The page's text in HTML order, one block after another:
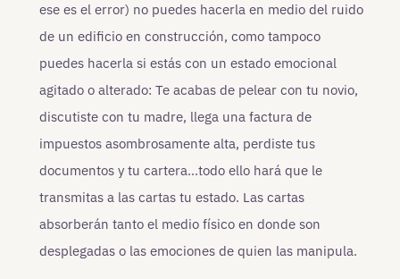
ese es el error) no puedes hacerla en medio del ruido
de un edificio en construcción, como tampoco
puedes hacerla si estás con un estado emocional
agitado o alterado: Te acabas de pelear con tu novio,
discutiste con tu madre, llega una factura de
impuestos asombrosamente alta, perdiste tus
documentos y tu cartera…todo ello hará que le
transmitas a las cartas tu estado. Las cartas
absorberán tanto el medio físico en donde son
desplegadas o las emociones de quien las manipula.